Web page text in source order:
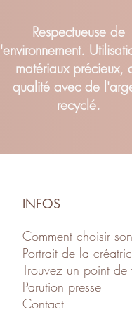
Respectueuse de
l'environnement.
matériaux précieux,
qualité avec de
recyclé.
INFOS
Comment choisir
Portrait de la
Trouvez un point de
Parution presse
Contact